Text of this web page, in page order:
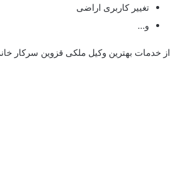
تغییر کاربری اراضی
و…
از خدمات بهترین وکیل ملکی قزوین سرکار